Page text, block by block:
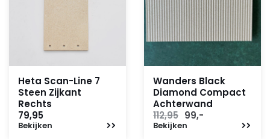
Heta Scan-Line 7
Steen Zijkant
Rechts
79,95
Bekijken
Wanders Black
Diamond Compact
Achterwand
112,95 Oorspronkelijke
prijs
99,-
Bekijken